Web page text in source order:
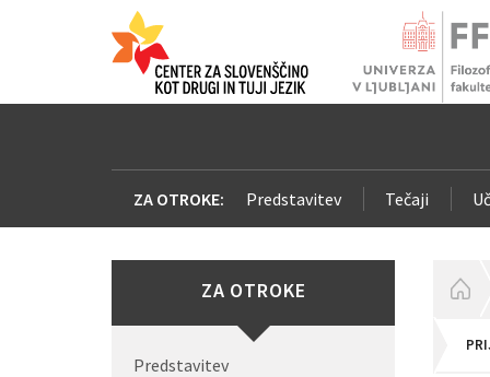
ZA OTROKE: Predstavitev Tečaji
ZA OTROKE
Predstavitev